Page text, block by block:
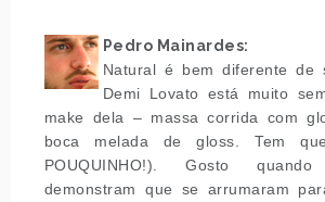
Pedro Mainardes:
Natural é bem diferente de
Demi Lovato está muito
make dela – massa corrida com
boca melada de gloss. Tem
POUQUINHO!). Gosto
demonstram que se arrumaram